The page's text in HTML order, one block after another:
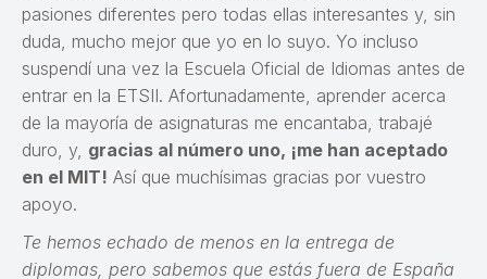
pasiones diferentes pero todas ellas interesantes y, sin
duda, mucho mejor que yo en lo suyo. Yo incluso
suspendí una vez la Escuela Oficial de Idiomas antes de
entrar en la ETSII. Afortunadamente, aprender acerca
de la mayoría de asignaturas me encantaba, trabajé
duro, y, gracias al número uno, ¡me han aceptado
en el MIT! Así que muchísimas gracias por vuestro
apoyo.
Te hemos echado de menos en la entrega de
diplomas, pero sabemos que estás fuera de España